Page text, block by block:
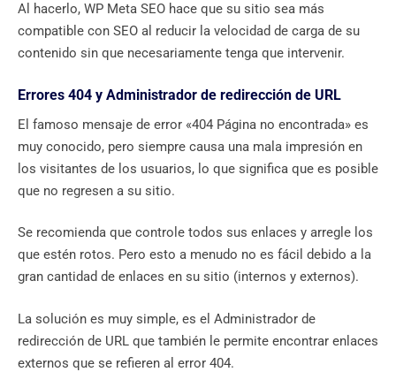
Al hacerlo, WP Meta SEO hace que su sitio sea más
compatible con SEO al reducir la velocidad de carga de su
contenido sin que necesariamente tenga que intervenir.
Errores 404 y Administrador de redirección de URL
El famoso mensaje de error «404 Página no encontrada» es
muy conocido, pero siempre causa una mala impresión en
los visitantes de los usuarios, lo que significa que es posible
que no regresen a su sitio.
Se recomienda que controle todos sus enlaces y arregle los
que estén rotos. Pero esto a menudo no es fácil debido a la
gran cantidad de enlaces en su sitio (internos y externos).
La solución es muy simple, es el Administrador de
redirección de URL que también le permite encontrar enlaces
externos que se refieren al error 404.